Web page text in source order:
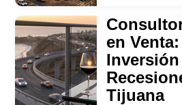
en
Tijuana